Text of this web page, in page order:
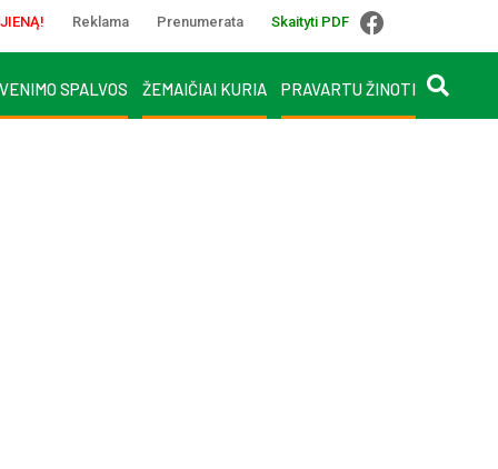
Reklama Prenumerata Skaityti PDF
SPALVOS ŽEMAIČIAI KURIA PRAVARTU ŽINOTI